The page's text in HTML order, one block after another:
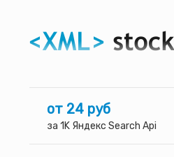
от 24 руб
за 1K Яндекс Search Api